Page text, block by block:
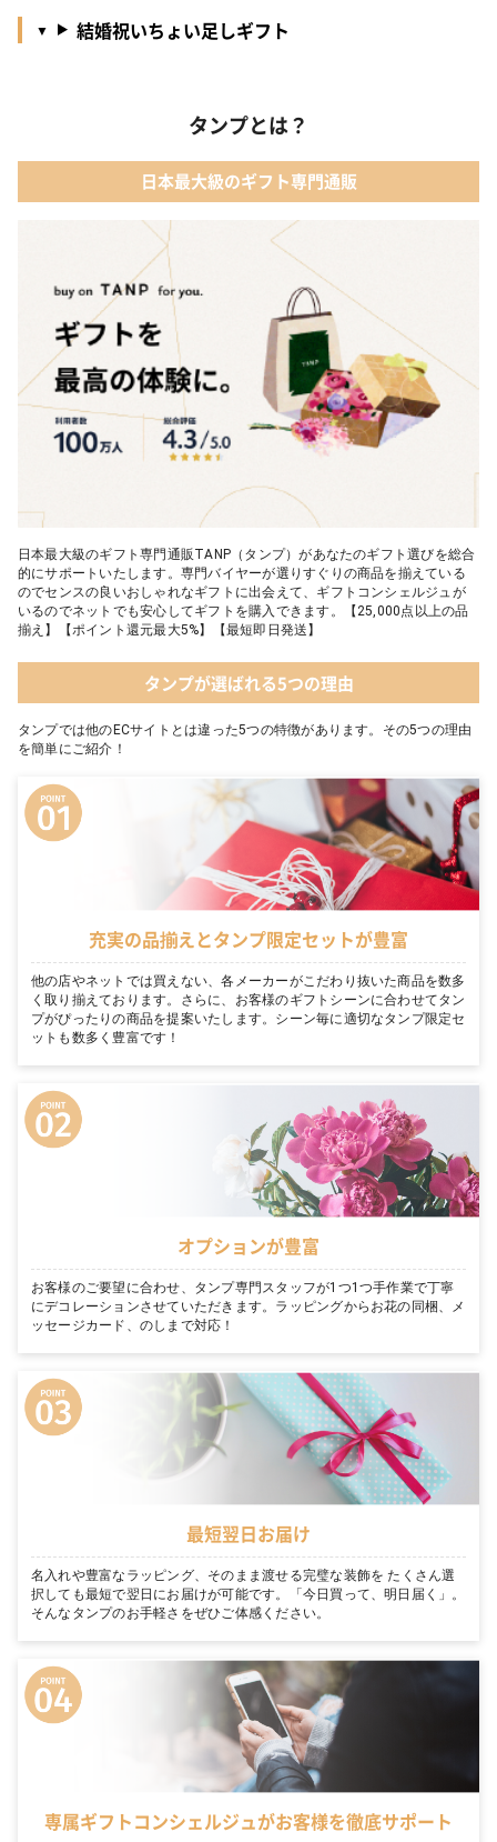
結婚祝いちょい足しギフト
タンプとは？
日本最大級のギフト専門通販
日本最大級のギフト専門通販TANP（タンプ）があなたのギフト選びを総合
的にサポートいたします。専門バイヤーが選りすぐりの商品を揃えている
のでセンスの良いおしゃれなギフトに出会えて、ギフトコンシェルジュが
いるのでネットでも安心してギフトを購入できます。【25,000点以上の品
揃え】【ポイント還元最大5%】【最短即日発送】
タンプが選ばれる5つの理由
タンプでは他のECサイトとは違った5つの特徴があります。その5つの理由
を簡単にご紹介！
充実の品揃えとタンプ限定セットが豊富
他の店やネットでは買えない、各メーカーがこだわり抜いた商品を数多
く取り揃えております。さらに、お客様のギフトシーンに合わせてタン
プがぴったりの商品を提案いたします。シーン毎に適切なタンプ限定セ
ットも数多く豊富です！
オプションが豊富
お客様のご要望に合わせ、タンプ専門スタッフが1つ1つ手作業で丁寧
にデコレーションさせていただきます。ラッピングからお花の同梱、メ
ッセージカード、のしまで対応！
最短翌日お届け
名入れや豊富なラッピング、そのまま渡せる完璧な装飾を たくさん選
択しても最短で翌日にお届けが可能です。「今日買って、明日届く」。
そんなタンプのお手軽さをぜひご体感ください。
専属ギフトコンシェルジュがお客様を徹底サポート